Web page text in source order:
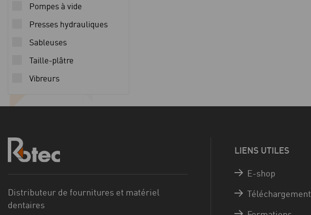
Pompes à vide
Presses hydrauliques
Sableuses
Taille-plâtre
Vibreurs
Distributeur de fournitures et matériel
dentaires
LIENS UTILES
E-shop
Téléchargement